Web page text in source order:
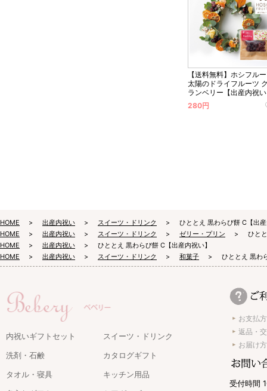
【送料無料】ホシフル
太陽のドライフルーツ
ランベリー【出産内祝
280円
HOME 出産内祝い スイーツ・ドリンク
ひととえ 黒わらび餅 C【出
HOME
出産内祝い スイーツ・ドリンク ゼリー・プリン
ひと
HOME
出産内祝い
ひととえ 黒わらび餅 C【出産内祝い】
HOME
出産内祝い スイーツ・ドリンク 和菓子 ひととえ 黒わ
内祝いギフトセット
スイーツ・ドリンク
洗剤・石鹸
カタログギフト
タオル・寝具
キッチン用品
お支払
返品・
お届け
受付時間